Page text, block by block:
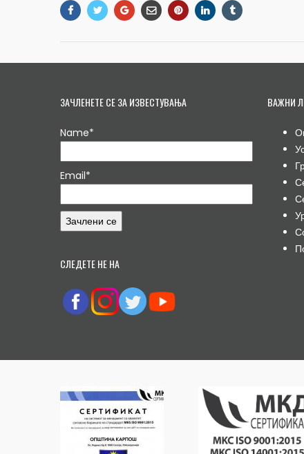
ЗАЧЛЕНЕТЕ СЕ ЗА ИЗВЕСТУВАЊА
Name*
Email*
СЛЕДЕТЕ НЕ НА
ВАЖНИ